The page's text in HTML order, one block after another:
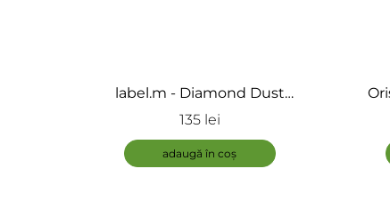
label.m - Diamond Dust
Nourishing Leave-In Conditioner -
135 lei
adaugă în coș